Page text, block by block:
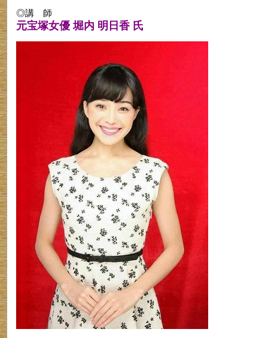
◎講 師
元宝塚女優 堀内 明日香 氏